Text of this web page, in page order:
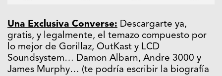
Una Exclusiva Converse: Descargarte ya,
gratis, y legalmente, el temazo compuesto por
lo mejor de Gorillaz, OutKast y LCD
Soundsystem… Damon Albarn, Andre 3000 y
James Murphy… (te podría escribir la biografía